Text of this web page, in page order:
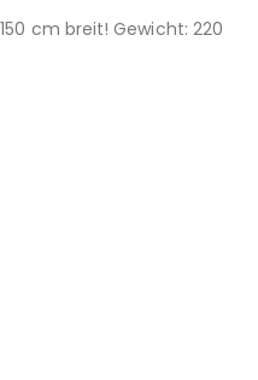
cm breit! Gewicht: 220